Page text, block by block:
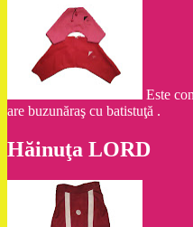
Este
are buzunăraş cu batistuţă .
Hăinuţa LORD